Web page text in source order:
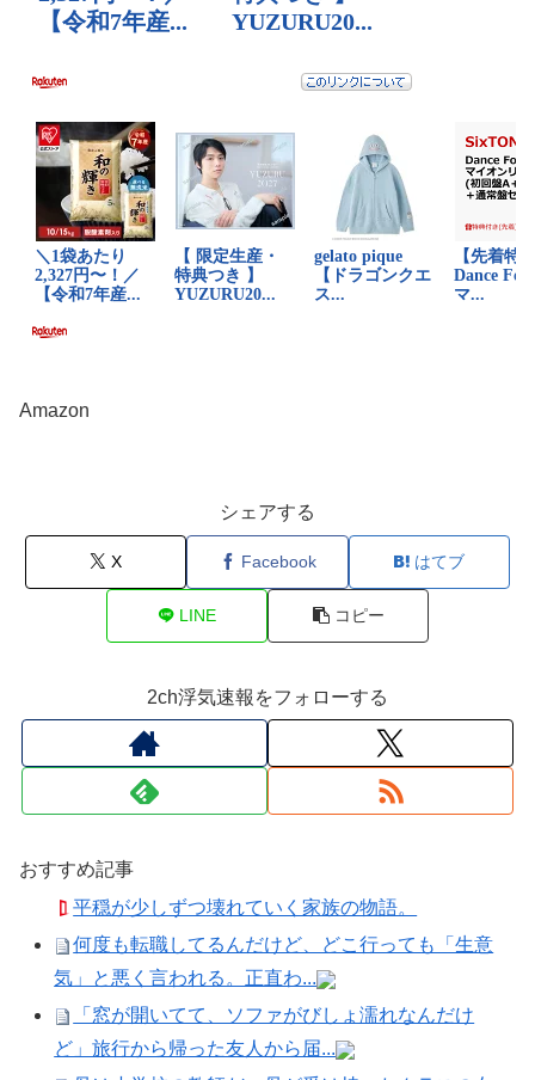
Amazon
シェアする
X Facebook はてブ
LINE コピー
2ch浮気速報をフォローする
おすすめ記事
平穏が少しずつ壊れていく家族の物語。
何度も転職してるんだけど、どこ行っても「生意
気」と悪く言われる。正直わ...
「窓が開いてて、ソファがびしょ濡れなんだけ
ど」旅行から帰った友人から届...